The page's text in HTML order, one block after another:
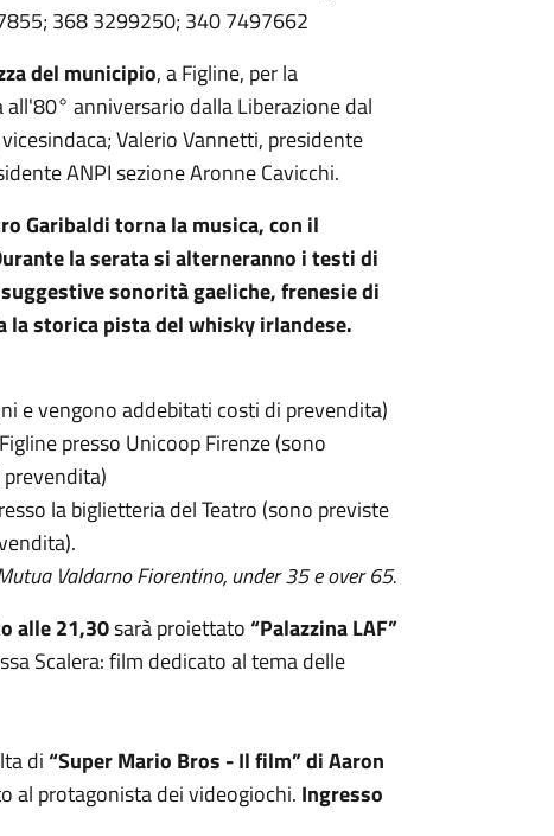
368 3299250; 340 7497662
del municipio, a Figline, per la
all'80° anniversario dalla Liberazione dal
Valerio Vannetti, presidente
ANPI sezione Aronne Cavicchi.
Garibaldi torna la musica, con il
la serata si alterneranno i testi di
sonorità gaeliche, frenesie di
la storica pista del whisky irlandese.
e vengono addebitati costi di prevendita)
presso Unicoop Firenze (sono
la biglietteria del Teatro (sono previste
Valdarno Fiorentino, under 35 e over 65.
alle 21,30sarà proiettato“Palazzina LAF”
Scalera: film dedicato al tema delle
di“Super Mario Bros - Il film” di Aaron
al protagonista dei videogiochi. Ingresso